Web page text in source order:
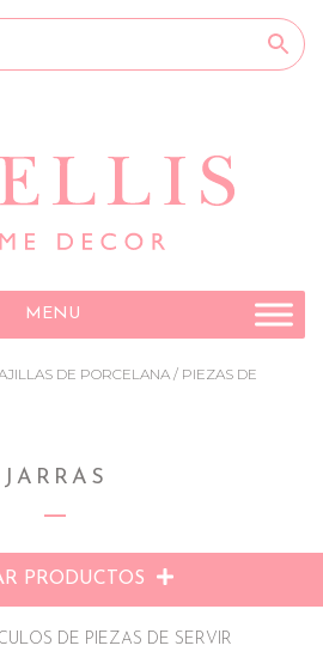
Ir
a
Ir
al
contenido
MENU
DE PORCELANA / PIEZAS DE
JARRAS
PRODUCTOS
DE PIEZAS DE SERVIR